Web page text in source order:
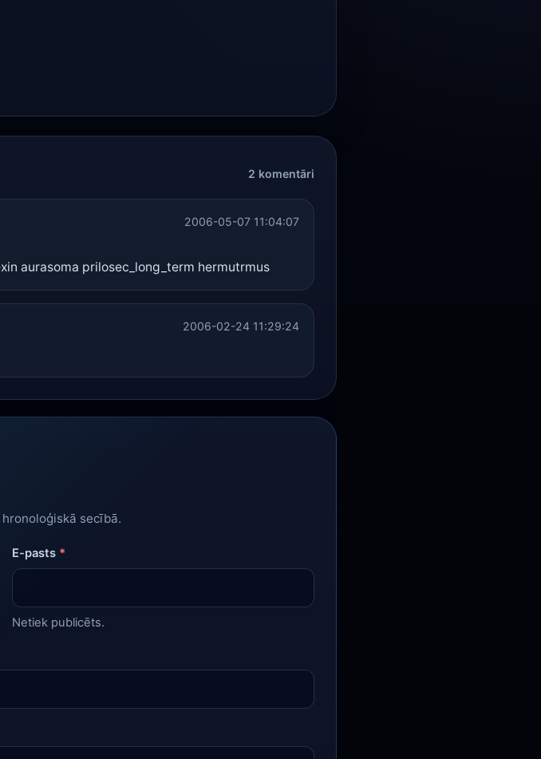
2 komentāri
2006-05-07 11:04:07
aurasoma prilosec_long_term hermutrmus
2006-02-24 11:29:24
secībā.
E-pasts *
Netiek publicēts.